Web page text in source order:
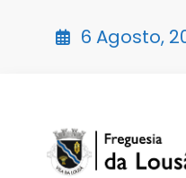
6 Agosto,